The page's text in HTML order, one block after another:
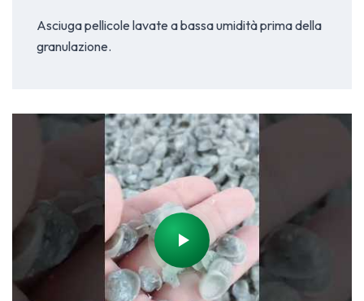
Asciuga pellicole lavate a bassa umidità prima della
granulazione.